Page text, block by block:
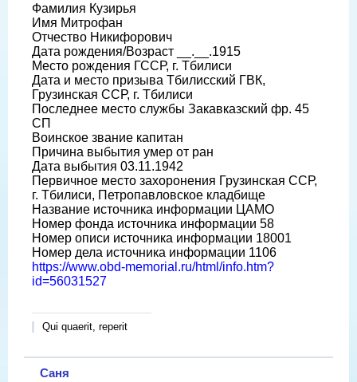
Фамилия Кузирья
Имя Митрофан
Отчество Никифорович
Дата рождения/Возраст __.__.1915
Место рождения ГССР, г. Тбилиси
Дата и место призыва Тбилисский ГВК,
Грузинская ССР, г. Тбилиси
Последнее место службы Закавказский фр. 45
СП
Воинское звание капитан
Причина выбытия умер от ран
Дата выбытия 03.11.1942
Первичное место захоронения Грузинская ССР,
г. Тбилиси, Петропавловское кладбище
Название источника информации ЦАМО
Номер фонда источника информации 58
Номер описи источника информации 18001
Номер дела источника информации 1106
https://www.obd-memorial.ru/html/info.htm?
id=56031527
Qui quaerit, reperit
Саня